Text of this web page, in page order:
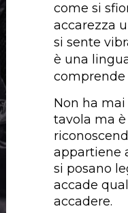
come si
accarezza
si sente
è una
comprende
Non ha
tavola ma
appartiene
si posano
accade
accadere.